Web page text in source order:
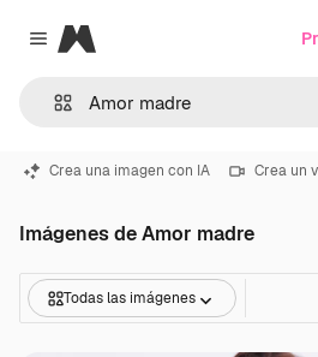
Close menu
Magnific
Crea una imagen con IA Crea un
Imágenes de Amor madre
Todas las imágenes